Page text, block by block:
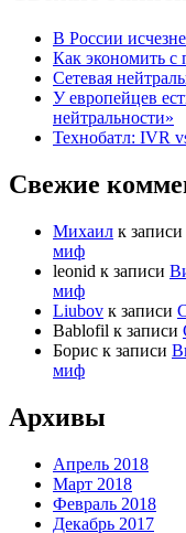
В России
Как экономить
Сетевая
У европейцев
нейтральности»
Технобатл: IVR
Свежие
Михаил к записи
миф
leonid к записи
миф
Liubov к записи
Bablofil к записи
Борис к записи
миф
Архивы
Апрель 2018
Март 2018
Февраль 2018
Декабрь 2017